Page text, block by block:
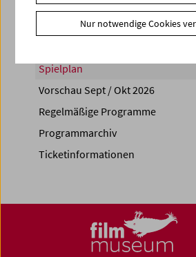
Spielplan
Vorschau Sept / Okt 2026
Regelmäßige Programme
Programmarchiv
Ticketinformationen
Nur notwendige Cookies